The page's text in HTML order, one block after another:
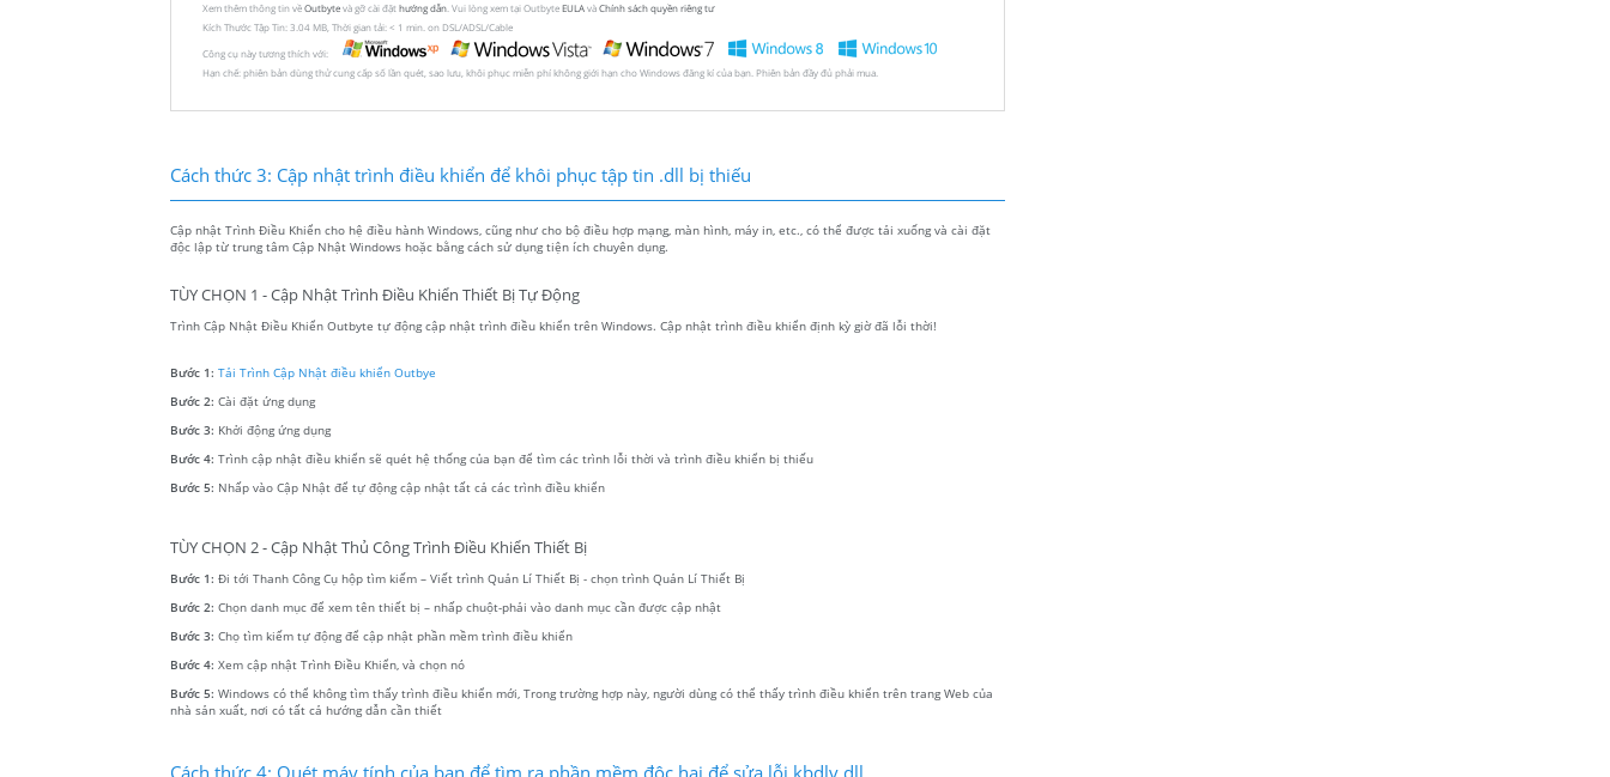
Xem thêm thông tin vềOutbytevà gỡ cài đặt hướng dẫn . Vui lòng xem tại OutbyteEULAvàChính sách quyền riêng tư
Kích Thước Tập Tin: 3.04 MB, Thời gian tải: < 1 min. on DSL/ADSL/Cable
Công cụ này tương thích với:
Hạn chế: phiên bản dùng thử cung cấp số lần quét, sao lưu, khôi phục miễn phí không giới hạn cho Windows đăng kí của bạn. Phiên bản đầy đủ phải mua.
Cách thức 3: Cập nhật trình điều khiển để khôi phục tập tin .dll bị thiếu
Cập nhật Trình Điều Khiển cho hệ điều hành Windows, cũng như cho bộ điều hợp mạng, màn hình, máy in, etc., có thể được tải xuống và cài đặt
độc lập từ trung tâm Cập Nhật Windows hoặc bằng cách sử dụng tiện ích chuyên dụng.
TÙY CHỌN 1 - Cập Nhật Trình Điều Khiển Thiết Bị Tự Động
Trình Cập Nhật Điều Khiển Outbyte tự động cập nhật trình điều khiển trên Windows. Cập nhật trình điều khiển định kỳ giờ đã lỗi thời!
Bước 1: Tải Trình Cập Nhật điều khiển Outbye
Bước 2: Cài đặt ứng dụng
Bước 3: Khởi động ứng dụng
Bước 4: Trình cập nhật điều khiển sẽ quét hệ thống của bạn để tìm các trình lỗi thời và trình điều khiển bị thiếu
Bước 5: Nhấp vào Cập Nhật để tự động cập nhật tất cả các trình điều khiển
TÙY CHỌN 2 - Cập Nhật Thủ Công Trình Điều Khiển Thiết Bị
Bước 1: Đi tới Thanh Công Cụ hộp tìm kiếm – Viết trình Quản Lí Thiết Bị - chọn trình Quản Lí Thiết Bị
Bước 2: Chọn danh mục để xem tên thiết bị – nhấp chuột-phải vào danh mục cần được cập nhật
Bước 3: Chọ tìm kiếm tự động để cập nhật phần mềm trình điều khiển
Bước 4: Xem cập nhật Trình Điều Khiển, và chọn nó
Bước 5: Windows có thể không tìm thấy trình điều khiển mới, Trong trường hợp này, người dùng có thể thấy trình điều khiển trên trang Web của
nhà sản xuất, nơi có tất cả hướng dẫn cần thiết